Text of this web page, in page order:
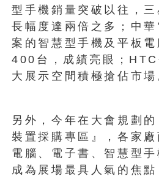
型手機銷量突破以往，
長幅度達兩倍之多；中
案的智慧型手機及平板
400台，成績亮眼；
大展示空間積極搶佔市場
另外，今年在大會規劃
裝置採購專區』，各家
電腦、電子書、智慧型手
成為展場最具人氣的焦